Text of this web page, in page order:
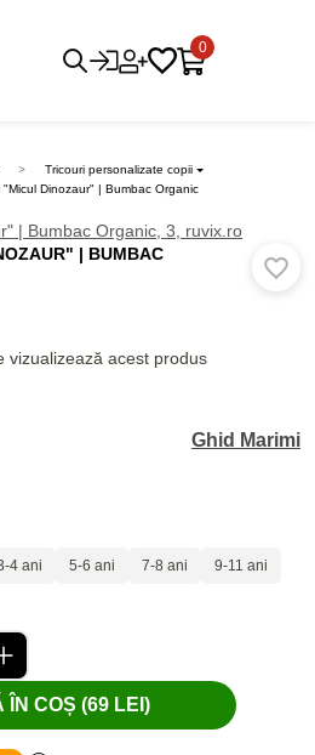
0
Tricouri personalizate copii
"Micul Dinozaur" | Bumbac Organic
| BUMBAC
vizualizează acest produs
Ghid Marimi
4 ani 5-6 ani 7-8 ani 9-11 ani
ÎN COȘ (69 LEI)